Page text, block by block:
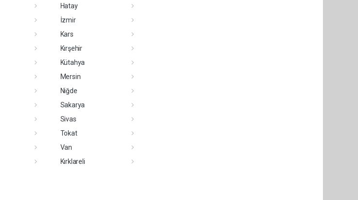
Hatay
İzmir
Kars
Kırşehir
Kütahya
Mersin
Niğde
Sakarya
Sivas
Tokat
Van
Kırklareli